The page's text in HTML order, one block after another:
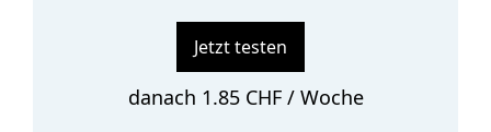
Jetzt testen
danach 1.85 CHF / Woche